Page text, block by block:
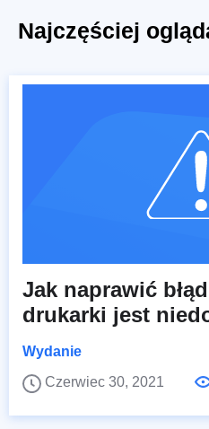
Najczęściej
Jak naprawić
drukarki jest
Wydanie
Czerwiec 30, 2021